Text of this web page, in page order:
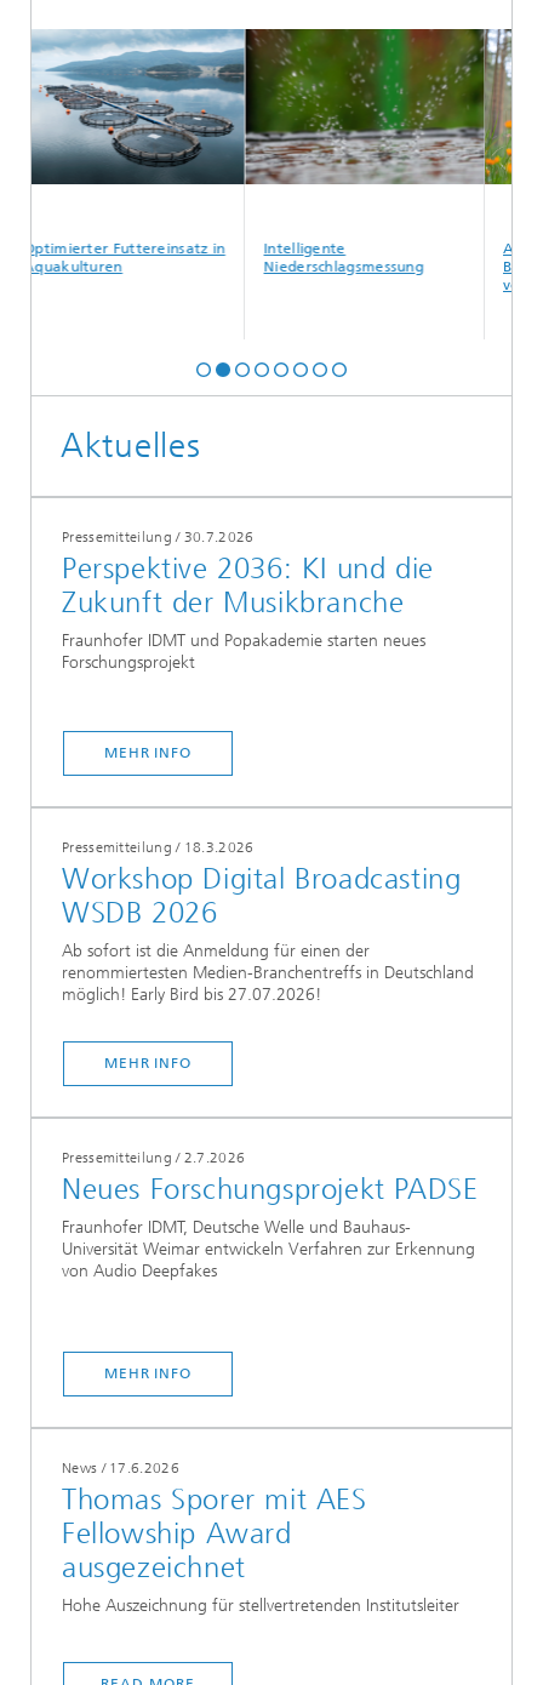
Futtereinsatz in
Intelligente
Niederschlagsmessung
von Tierarten
Aktuelles
Pressemitteilung / 30.7.2026
Perspektive 2036: KI und die
Zukunft der Musikbranche
Fraunhofer IDMT und Popakademie starten neues
Forschungsprojekt
MEHR INFO
Pressemitteilung / 18.3.2026
Workshop Digital Broadcasting
WSDB 2026
Ab sofort ist die Anmeldung für einen der
renommiertesten Medien-Branchentreffs in Deutschland
möglich! Early Bird bis 27.07.2026!
MEHR INFO
Pressemitteilung / 2.7.2026
Neues Forschungsprojekt PADSE
Fraunhofer IDMT, Deutsche Welle und Bauhaus-
Universität Weimar entwickeln Verfahren zur Erkennung
von Audio Deepfakes
MEHR INFO
News / 17.6.2026
Thomas Sporer mit AES
Fellowship Award
ausgezeichnet
Hohe Auszeichnung für stellvertretenden Institutsleiter